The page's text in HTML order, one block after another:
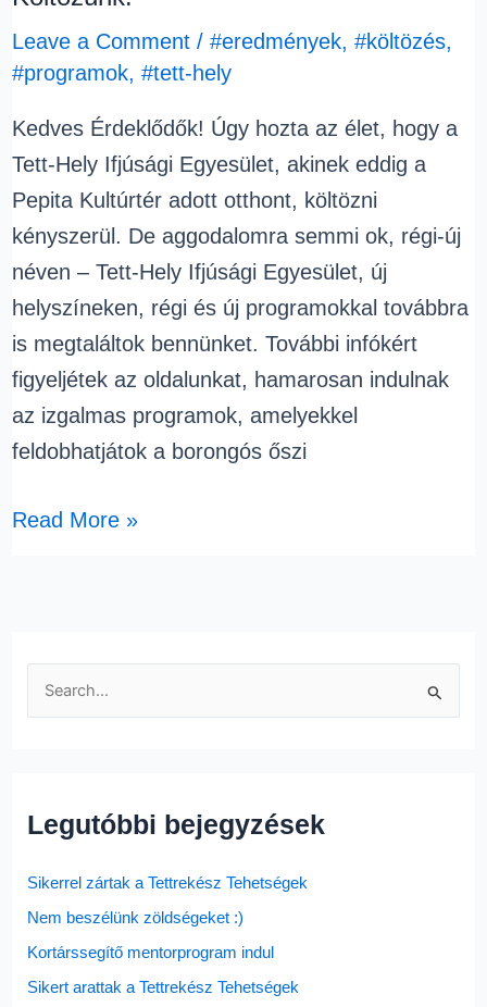
Leave a Comment / #eredmények, #költözés,
#programok, #tett-hely
Kedves Érdeklődők! Úgy hozta az élet, hogy a
Tett-Hely Ifjúsági Egyesület, akinek eddig a
Pepita Kultúrtér adott otthont, költözni
kényszerül. De aggodalomra semmi ok, régi-új
néven – Tett-Hely Ifjúsági Egyesület, új
helyszíneken, régi és új programokkal továbbra
is megtaláltok bennünket. További infókért
figyeljétek az oldalunkat, hamarosan indulnak
az izgalmas programok, amelyekkel
feldobhatjátok a borongós őszi
Read More »
f
o
r
:
Legutóbbi bejegyzések
Sikerrel zártak a Tettrekész Tehetségek
Nem beszélünk zöldségeket :)
Kortárssegítő mentorprogram indul
Sikert arattak a Tettrekész Tehetségek